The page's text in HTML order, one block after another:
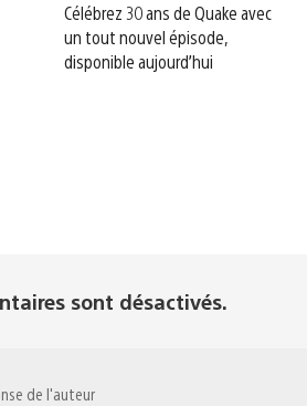
Célébrez 30 ans de Quake avec
un tout nouvel épisode,
disponible aujourd’hui
sont désactivés.
de l'auteur